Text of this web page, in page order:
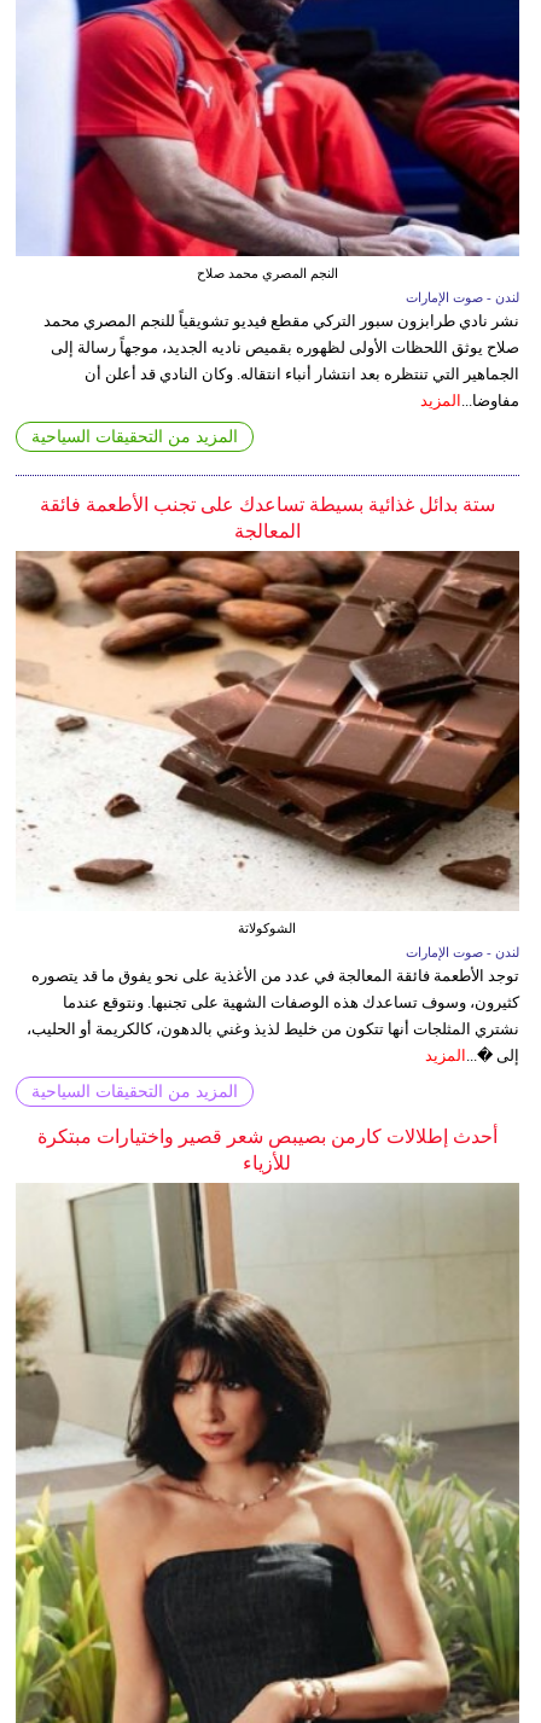
النجم المصري محمد صلاح
لندن - صوت الإمارات
نشر نادي طرابزون سبور التركي مقطع فيديو تشويقياً للنجم المصري محمد
صلاح يوثق اللحظات الأولى لظهوره بقميص ناديه الجديد، موجهاً رسالة إلى
الجماهير التي تنتظره بعد انتشار أنباء انتقاله. وكان النادي قد أعلن أن
مفاوضا... المزيد
المزيد من التحقيقات السياحية
ستة بدائل غذائية بسيطة تساعدك على تجنب الأطعمة فائقة
المعالجة
الشوكولاتة
لندن - صوت الإمارات
توجد الأطعمة فائقة المعالجة في عدد من الأغذية على نحو يفوق ما قد يتصوره
كثيرون، وسوف تساعدك هذه الوصفات الشهية على تجنبها. ونتوقع عندما
نشتري المثلجات أنها تتكون من خليط لذيذ وغني بالدهون، كالكريمة أو الحليب،
إلى �... المزيد
المزيد من التحقيقات السياحية
أحدث إطلالات كارمن بصيبص شعر قصير واختيارات مبتكرة
للأزياء